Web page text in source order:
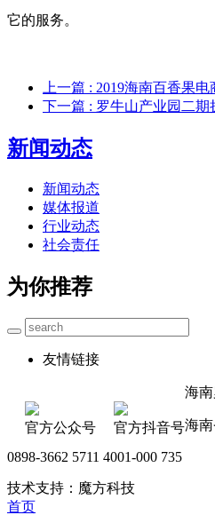
它的服务。
上一篇 : 2019海南百香果
下一篇 : 罗牛山产业园二
新闻动态
新闻动态
媒体报道
行业动态
社会责任
为你推荐
友情链接
官方公众号 官方抖音号
海
海
0898-3662 5711 4001-000 735
技术支持：魔方科技
首页